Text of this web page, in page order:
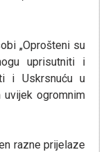
„Oprošteni su
uprisutniti i
i Uskrsnuću u
uvijek ogromnim
razne prijelaze